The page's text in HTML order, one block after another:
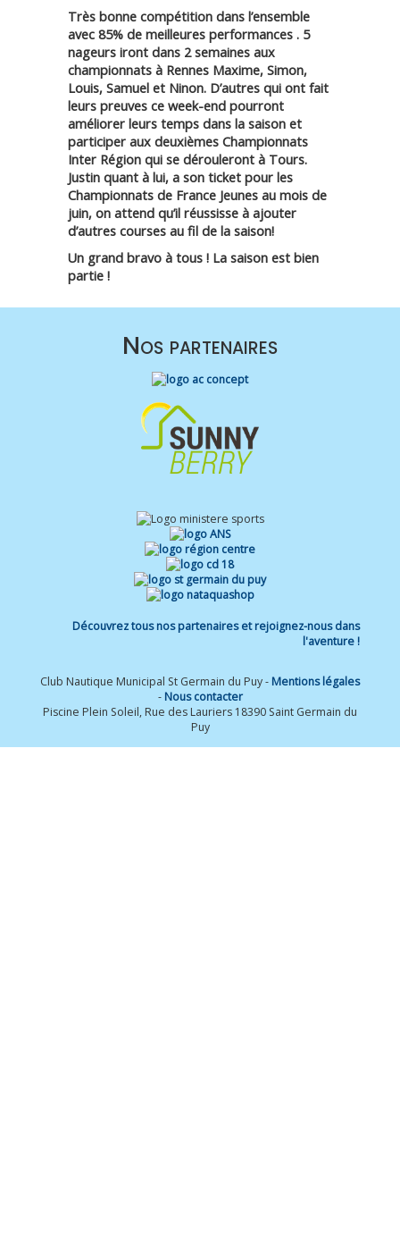
Très bonne compétition dans l’ensemble
avec 85% de meilleures performances . 5
nageurs iront dans 2 semaines aux
championnats à Rennes Maxime, Simon,
Louis, Samuel et Ninon. D’autres qui ont fait
leurs preuves ce week-end pourront
améliorer leurs temps dans la saison et
participer aux deuxièmes Championnats
Inter Région qui se dérouleront à Tours.
Justin quant à lui, a son ticket pour les
Championnats de France Jeunes au mois de
juin, on attend qu’il réussisse à ajouter
d’autres courses au fil de la saison!
Un grand bravo à tous ! La saison est bien
partie !
Nos partenaires
Découvrez tous nos partenaires et rejoignez-nous dans
l'aventure !
Club Nautique Municipal St Germain du Puy - Mentions légales
- Nous contacter
Piscine Plein Soleil, Rue des Lauriers 18390 Saint Germain du
Puy